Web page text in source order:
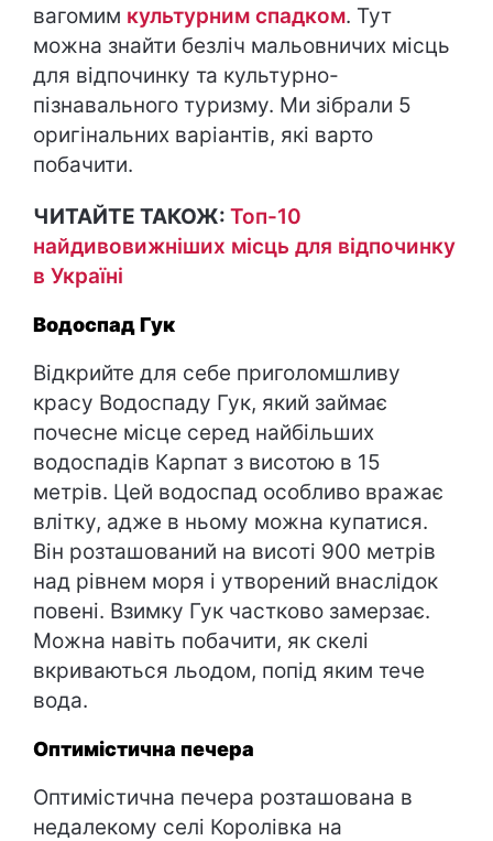
вагомим культурним спадком. Тут
можна знайти безліч мальовничих місць
для відпочинку та культурно-
пізнавального туризму. Ми зібрали 5
оригінальних варіантів, які варто
побачити.
ЧИТАЙТЕ ТАКОЖ: Топ-10
найдивовижніших місць для відпочинку
в Україні
Водоспад Гук
Відкрийте для себе приголомшливу
красу Водоспаду Гук, який займає
почесне місце серед найбільших
водоспадів Карпат з висотою в 15
метрів. Цей водоспад особливо вражає
влітку, адже в ньому можна купатися.
Він розташований на висоті 900 метрів
над рівнем моря і утворений внаслідок
повені. Взимку Гук частково замерзає.
Можна навіть побачити, як скелі
вкриваються льодом, попід яким тече
вода.
Оптимістична печера
Оптимістична печера розташована в
недалекому селі Королівка на